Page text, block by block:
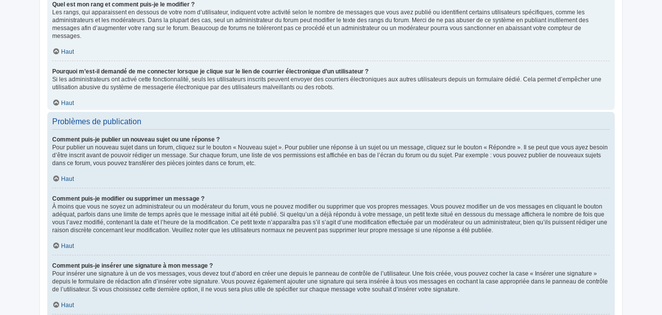
Quel est mon rang et comment puis-je le modifier ?
Les rangs, qui apparaissent en dessous de votre nom d’utilisateur, indiquent votre activité selon le nombre de messages que vous avez publié ou identifient certains utilisateurs spécifiques, comme les
administrateurs et les modérateurs. Dans la plupart des cas, seul un administrateur du forum peut modifier le texte des rangs du forum. Merci de ne pas abuser de ce système en publiant inutilement des
messages afin d’augmenter votre rang sur le forum. Beaucoup de forums ne toléreront pas ce procédé et un administrateur ou un modérateur pourra vous sanctionner en abaissant votre compteur de
messages.
Haut
Pourquoi m’est-il demandé de me connecter lorsque je clique sur le lien de courrier électronique d’un utilisateur ?
Si les administrateurs ont activé cette fonctionnalité, seuls les utilisateurs inscrits peuvent envoyer des courriers électroniques aux autres utilisateurs depuis un formulaire dédié. Cela permet d’empêcher une
utilisation abusive du système de messagerie électronique par des utilisateurs malveillants ou des robots.
Haut
Problèmes de publication
Comment puis-je publier un nouveau sujet ou une réponse ?
Pour publier un nouveau sujet dans un forum, cliquez sur le bouton « Nouveau sujet ». Pour publier une réponse à un sujet ou un message, cliquez sur le bouton « Répondre ». Il se peut que vous ayez besoin
d’être inscrit avant de pouvoir rédiger un message. Sur chaque forum, une liste de vos permissions est affichée en bas de l’écran du forum ou du sujet. Par exemple : vous pouvez publier de nouveaux sujets
dans ce forum, vous pouvez transférer des pièces jointes dans ce forum, etc.
Haut
Comment puis-je modifier ou supprimer un message ?
À moins que vous ne soyez un administrateur ou un modérateur du forum, vous ne pouvez modifier ou supprimer que vos propres messages. Vous pouvez modifier un de vos messages en cliquant le bouton
adéquat, parfois dans une limite de temps après que le message initial ait été publié. Si quelqu’un a déjà répondu à votre message, un petit texte situé en dessous du message affichera le nombre de fois que
vous l’avez modifié, contenant la date et l’heure de la modification. Ce petit texte n’apparaîtra pas s’il s’agit d’une modification effectuée par un modérateur ou un administrateur, bien qu’ils puissent rédiger une
raison discrète concernant leur modification. Veuillez noter que les utilisateurs normaux ne peuvent pas supprimer leur propre message si une réponse a été publiée.
Haut
Comment puis-je insérer une signature à mon message ?
Pour insérer une signature à un de vos messages, vous devez tout d’abord en créer une depuis le panneau de contrôle de l’utilisateur. Une fois créée, vous pouvez cocher la case « Insérer une signature »
depuis le formulaire de rédaction afin d’insérer votre signature. Vous pouvez également ajouter une signature qui sera insérée à tous vos messages en cochant la case appropriée dans le panneau de contrôle
de l’utilisateur. Si vous choisissez cette dernière option, il ne vous sera plus utile de spécifier sur chaque message votre souhait d’insérer votre signature.
Haut